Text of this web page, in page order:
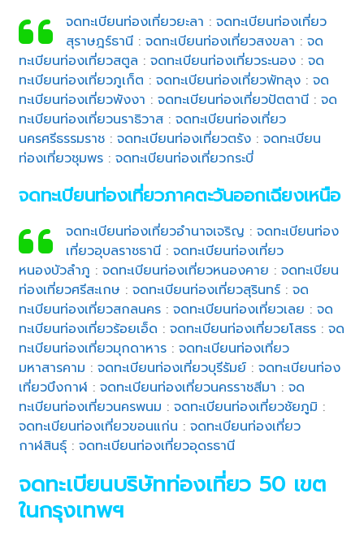
จดทะเบียนท่องเที่ยวยะลา : จดทะเบียนท่องเที่ยว
สุราษฎร์ธานี: จดทะเบียนท่องเที่ยวสงขลา : จด
ทะเบียนท่องเที่ยวสตูล :จดทะเบียนท่องเที่ยวระนอง :จด
ทะเบียนท่องเที่ยวภูเก็ต :จดทะเบียนท่องเที่ยวพัทลุง :จด
ทะเบียนท่องเที่ยวพังงา :จดทะเบียนท่องเที่ยวปัตตานี :จด
ทะเบียนท่องเที่ยวนราธิวาส :จดทะเบียนท่องเที่ยว
นครศรีธรรมราช :จดทะเบียนท่องเที่ยวตรัง :จดทะเบียน
ท่องเที่ยวชุมพร :จดทะเบียนท่องเที่ยวกระบี่
จดทะเบียนท่องเที่ยวภาคตะวันออกเฉียงเหนือ
จดทะเบียนท่องเที่ยวอำนาจเจริญ : จดทะเบียนท่อง
เที่ยวอุบลราชธานี: จดทะเบียนท่องเที่ยว
หนองบัวลำภู :จดทะเบียนท่องเที่ยวหนองคาย :จดทะเบียน
ท่องเที่ยวศรีสะเกษ :จดทะเบียนท่องเที่ยวสุรินทร์ :จด
ทะเบียนท่องเที่ยวสกลนคร :จดทะเบียนท่องเที่ยวเลย :จด
ทะเบียนท่องเที่ยวร้อยเอ็ด :จดทะเบียนท่องเที่ยวยโสธร :จด
ทะเบียนท่องเที่ยวมุกดาหาร :จดทะเบียนท่องเที่ยว
มหาสารคาม :จดทะเบียนท่องเที่ยวบุรีรัมย์ :จดทะเบียนท่อง
เที่ยวบึงกาฬ :จดทะเบียนท่องเที่ยวนครราชสีมา :จด
ทะเบียนท่องเที่ยวนครพนม :จดทะเบียนท่องเที่ยวชัยภูมิ :
จดทะเบียนท่องเที่ยวขอนแก่น :จดทะเบียนท่องเที่ยว
กาฬสินธุ์ :จดทะเบียนท่องเที่ยวอุดรธานี
จดทะเบียนบริษัทท่องเที่ยว 50 เขต
ในกรุงเทพฯ